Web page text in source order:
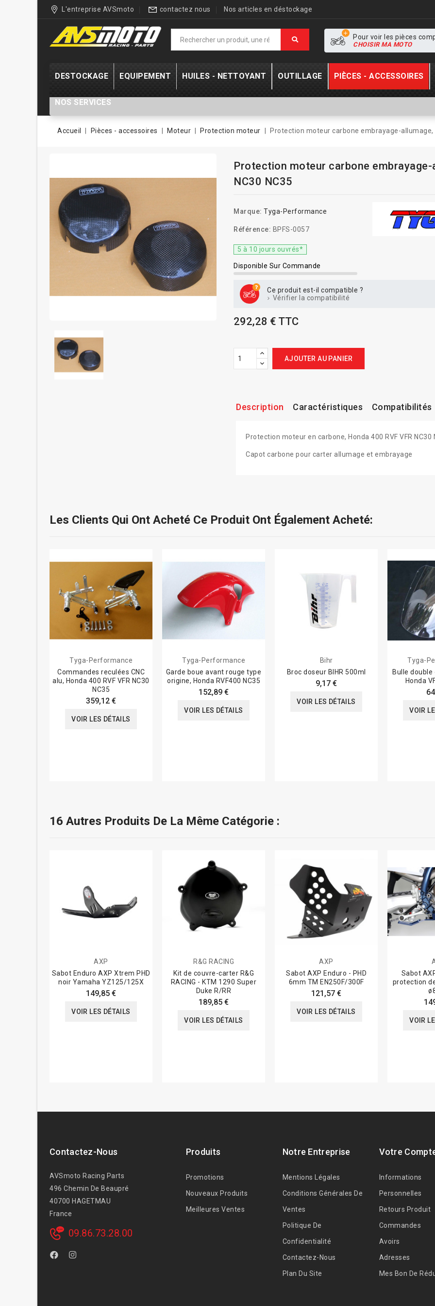
L'entreprise AVSmoto contactez nous Nos articles en déstockage
Pour voir les pièces
CHOISIR MA MOTO
DESTOCKAGE EQUIPEMENT HUILES - NETTOYANT OUTILLAGE PIÈCES - ACCESSOIRES
NOS SERVICES
Accueil Pièces - accessoires Moteur Protection moteur Protection moteur carbone embrayage-allumage,
Protection moteur carbone embrayage-
NC30 NC35
Marque: Tyga-Performance
Référence: BPFS-0057
5 à 10 jours ouvrés*
Disponible Sur Commande
Ce produit est-il compatible ?
Vérifier la compatibilité
292,28 € TTC
AJOUTER AU PANIER
Description Caractéristiques Compatibilités
Protection moteur en carbone, Honda 400 RVF VFR NC30
Capot carbone pour carter allumage et embrayage
Les Clients Qui Ont Acheté Ce Produit Ont Également Acheté:
Tyga-Performance
Commandes reculées CNC
alu, Honda 400 RVF VFR NC30
NC35
359,12 €
VOIR LES DÉTAILS
Tyga-Performance
Garde boue avant rouge type
origine, Honda RVF400 NC35
152,89 €
VOIR LES DÉTAILS
Bihr
Broc doseur BIHR 500ml
9,17 €
VOIR LES DÉTAILS
Tyga-
Bulle
Honda
VOIR
16 Autres Produits De La Même Catégorie :
AXP
Sabot Enduro AXP Xtrem PHD
noir Yamaha YZ125/125X
149,85 €
VOIR LES DÉTAILS
R&G RACING
Kit de couvre-carter R&G
RACING - KTM 1290 Super
Duke R/RR
189,85 €
VOIR LES DÉTAILS
AXP
Sabot AXP Enduro - PHD
6mm TM EN250F/300F
121,57 €
VOIR LES DÉTAILS
Sabot
protection
VOIR
Contactez-Nous
AVSmoto Racing Parts
496 Chemin De Beaupré
40700 HAGETMAU
France
09.86.73.28.00
Produits
Promotions
Nouveaux Produits
Meilleures Ventes
Notre Entreprise
Mentions Légales
Conditions Générales De
Ventes
Politique De
Confidentialité
Contactez-Nous
Plan Du Site
Votre
Informations
Personnelles
Retours Produit
Commandes
Avoirs
Adresses
Mes Bon De